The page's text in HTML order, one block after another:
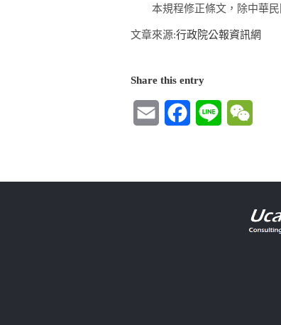
本規程修正條文，除中華民
文章來源:行政院公報資訊網
Share this entry
Email FacebookLine